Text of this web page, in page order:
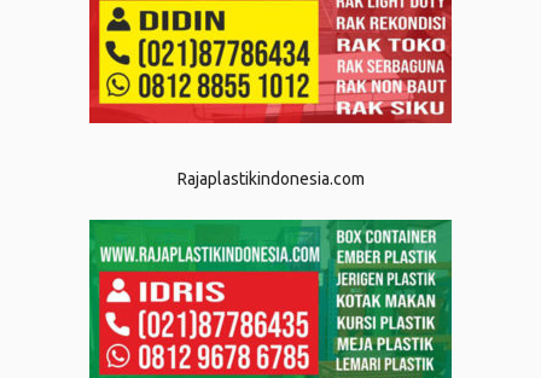
Rajaplastikindonesia.com